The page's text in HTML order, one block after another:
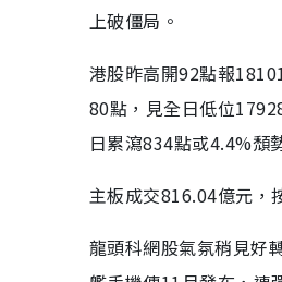
上破僵局。
港股昨高開92點報
80點，見全日低位
日累瀉834點或4.4%頹
主板成交816.04億元，
龍頭科網股氣氛稍見好